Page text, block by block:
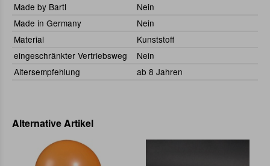
Made by Bartl
Nein
Made in Germany
Nein
Material
Kunststoff
eingeschränkter Vertriebsweg
Nein
Altersempfehlung
ab 8 Jahren
Alternative Artikel